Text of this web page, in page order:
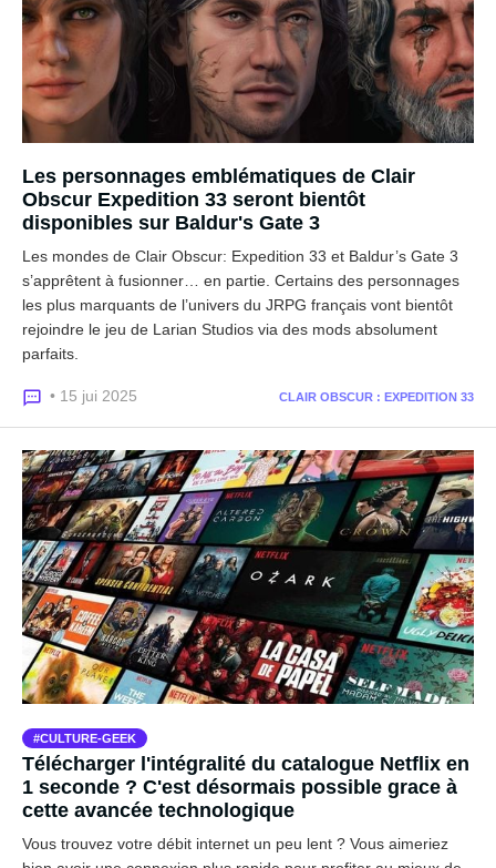
Les personnages emblématiques de Clair
Obscur Expedition 33 seront bientôt
disponibles sur Baldur's Gate 3
Les mondes de Clair Obscur: Expedition 33 et Baldur’s Gate 3
s’apprêtent à fusionner… en partie. Certains des personnages
les plus marquants de l’univers du JRPG français vont bientôt
rejoindre le jeu de Larian Studios via des mods absolument
parfaits.
• 15 jui 2025 CLAIR OBSCUR : EXPEDITION 33
CULTURE-GEEK
Télécharger l'intégralité du catalogue Netflix en
1 seconde ? C'est désormais possible grace à
cette avancée technologique
Vous trouvez votre débit internet un peu lent ? Vous aimeriez